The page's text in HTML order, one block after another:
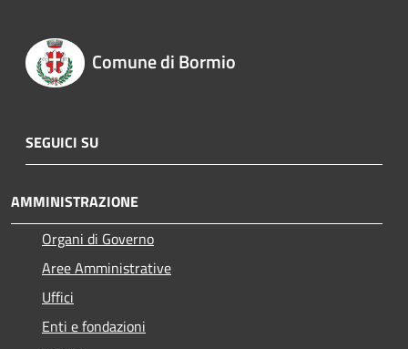
Comune di Bormio
SEGUICI SU
AMMINISTRAZIONE
Organi di Governo
Aree Amministrative
Uffici
Enti e fondazioni